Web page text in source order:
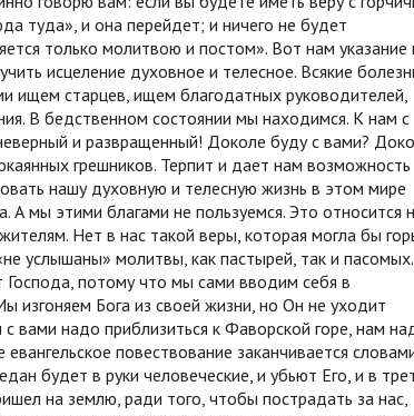
туда», и она перейдет; и ничего не будет
только молитвою и постом». Вот нам указание
исцеление духовное и телесное. Всякие
ищем старцев, ищем благодатных руководителей,
В бедственном состоянии мы находимся. К нам с
и развращенный! Доколе буду с вами?
грешников. Терпит и дает нам возможность
нашу духовную и телесную жизнь в этом мире
А мы этими благами не пользуемся. Это относится
Нет в нас такой веры, которая могла бы
услышаны» молитвы, как пастырей, так и пасомых.
потому что мы сами вводим себя в
изгоняем Бога из своей жизни, но Он не уходит
вами надо приблизиться к Фаворской горе, нам
повествование заканчивается
будет в руки человеческие, и убьют Его, и в
на землю, ради того, чтобы пострадать за нас,